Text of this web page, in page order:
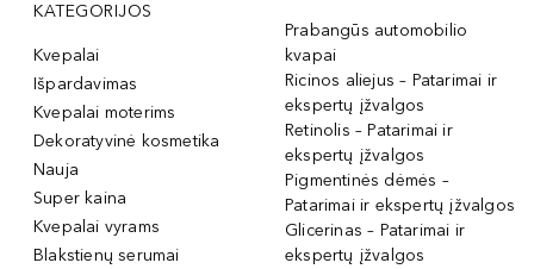
KATEGORIJOS
Kvepalai
Išpardavimas
Kvepalai moterims
Dekoratyvinė kosmetika
Nauja
Super kaina
Kvepalai vyrams
Blakstienų serumai
Prabangūs automobilio
kvapai
Ricinos aliejus – Patarimai ir
ekspertų įžvalgos
Retinolis – Patarimai ir
ekspertų įžvalgos
Pigmentinės dėmės –
Patarimai ir ekspertų įžvalgos
Glicerinas – Patarimai ir
ekspertų įžvalgos